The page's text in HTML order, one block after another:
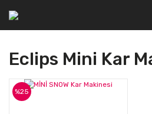
Eclips Mini Kar
%25